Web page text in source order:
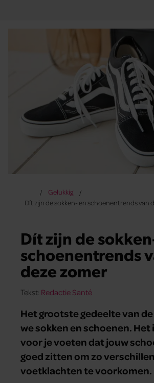
Gelukkig
Dít zijn de sokken- en schoenentrends van
Dít zijn de
schoenentrends
deze zomer
Tekst: Redactie Santé
Het grootste gedeelte van
we sokken en schoenen. Het
voor je voeten dat jouw
goed zitten om zo
voetklachten te voorkomen.